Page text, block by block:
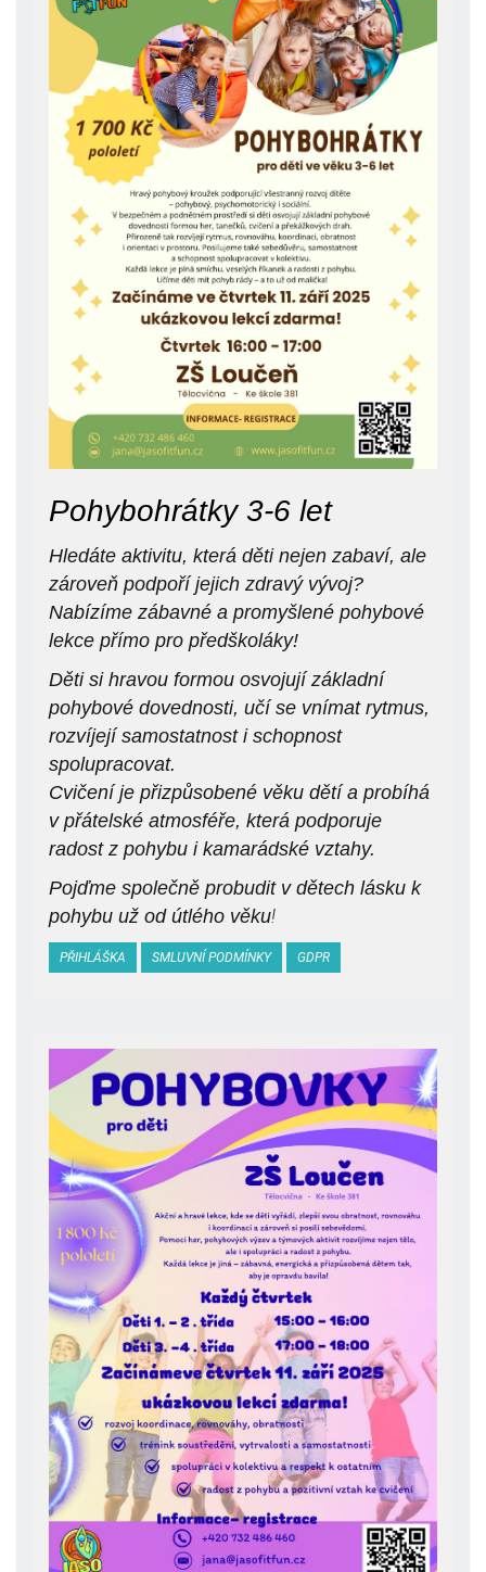
Pohybohrátky 3-6 let
Hledáte aktivitu, která děti nejen zabaví, ale
zároveň podpoří jejich zdravý vývoj?
Nabízíme zábavné a promyšlené pohybové
lekce přímo pro předškoláky!
Děti si hravou formou osvojují základní
pohybové dovednosti, učí se vnímat rytmus,
rozvíjejí samostatnost i schopnost
spolupracovat.
Cvičení je přizpůsobené věku dětí a probíhá
v přátelské atmosféře, která podporuje
radost z pohybu i kamarádské vztahy.
Pojďme společně probudit v dětech lásku k
pohybu už od útlého věku!
PŘIHLÁŠKA SMLUVNÍ PODMÍNKY GDPR